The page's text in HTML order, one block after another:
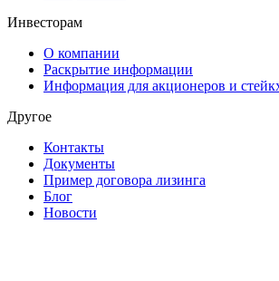
Инвесторам
О компании
Раскрытие информации
Информация для акционеров и
Другое
Контакты
Документы
Пример договора лизинга
Блог
Новости